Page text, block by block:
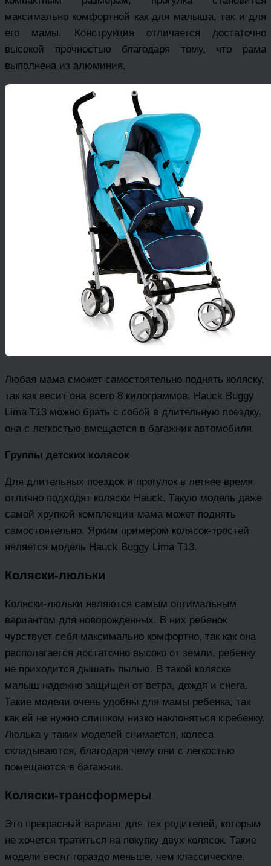
максимально комфортной как для малыша, так и для
его мамы. Конструкция отличается достаточно
высокой прочностью благодаря тому, что рама
выполнена из алюминия.
Любая мама сможет самостоятельно поднять коляску,
так как весит она всего 8 килограммов. Hauck Buggy
Lima T13 можно брать с собой в длительную поездку,
она с легкостью вмещается в багажник автомобиля.
Группы детских колясок
Для длительных поездок и прогулок в летнее время
отлично подходят коляски Hauck. Такую модель даже
самой хрупкой комплекции мама может поднять
самостоятельно. Ярким примером колясок-тростей
является модель Hauck Buggy Lima T13.
Коляски-люльки
Коляски-люльки являются самым оптимальным
вариантом для новорожденных. В них ребенок
чувствует себя максимально комфортно, так как она
располагается достаточно высоко от земли, ребенку
не приходится дышать пылью. В такой коляске
малыш надежно защищен от ветра, дождя и снега.
Такие модели очень удобны для мамы ребенка, так
как ей не нужно слишком низко наклоняться к ребенку.
Люлька у таких моделей снимается, колеса
складываются, благодаря чему они с легкостью
помещаются в багажник.
Коляски-трансформеры
Это прекрасный вариант для тех родителей, которым
не хочется тратиться на покупку двух колясок. Такие
модели весят гораздо меньше, чем классические.